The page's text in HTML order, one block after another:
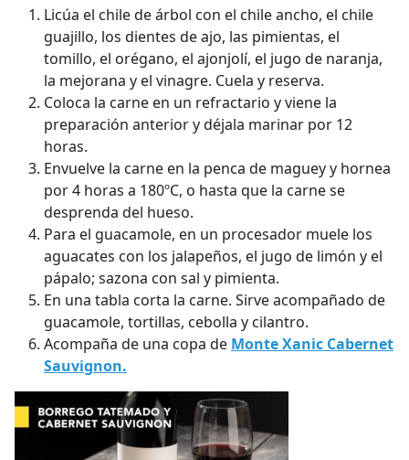
Licúa el chile de árbol con el chile ancho, el chile
guajillo, los dientes de ajo, las pimientas, el
tomillo, el orégano, el ajonjolí, el jugo de naranja,
la mejorana y el vinagre. Cuela y reserva.
Coloca la carne en un refractario y viene la
preparación anterior y déjala marinar por 12
horas.
Envuelve la carne en la penca de maguey y hornea
por 4 horas a 180ºC, o hasta que la carne se
desprenda del hueso.
Para el guacamole, en un procesador muele los
aguacates con los jalapeños, el jugo de limón y el
pápalo; sazona con sal y pimienta.
En una tabla corta la carne. Sirve acompañado de
guacamole, tortillas, cebolla y cilantro.
Acompaña de una copa de Monte Xanic Cabernet
Sauvignon.